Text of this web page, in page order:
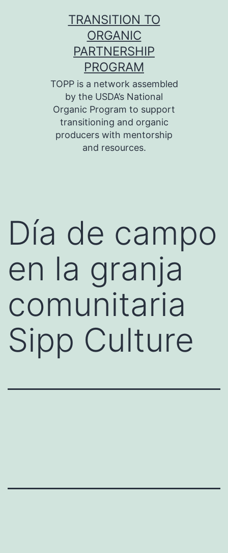
TRANSITION TO
ORGANIC
PARTNERSHIP
PROGRAM
TOPP is a network assembled
by the USDA’s National
Organic Program to support
transitioning and organic
producers with mentorship
and resources.
Día de campo
en la granja
comunitaria
Sipp Culture